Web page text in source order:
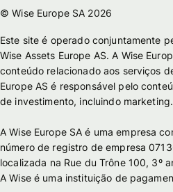
© Wise Europe SA 2026
Este site é operado conjuntamente
Wise Assets Europe AS. A Wise
conteúdo relacionado aos serviços
Europe AS é responsável pelo
de investimento, incluindo marketing.
A Wise Europe SA é uma empresa
número de registro de empresa
localizada na Rue du Trône 100, 3º
A Wise é uma instituição de